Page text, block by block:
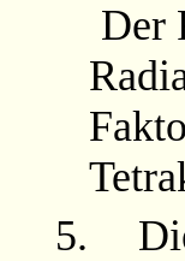
Der
5.